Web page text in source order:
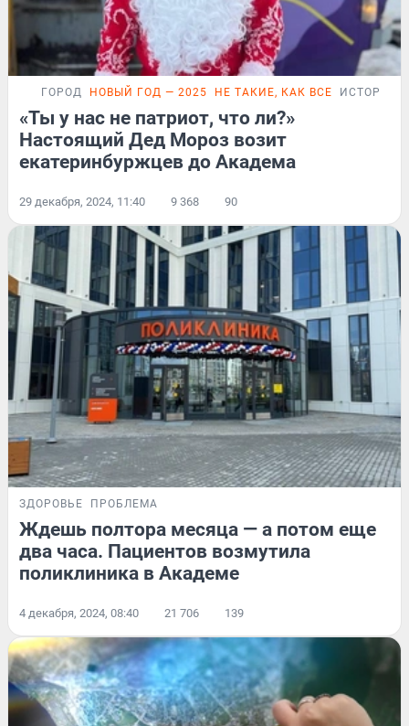
ГОРОД НОВЫЙ ГОД — 2025 НЕ ТАКИЕ, КАК ВСЕ ИСТОРИИ
«Ты у нас не патриот, что ли?»
Настоящий Дед Мороз возит
екатеринбуржцев до Академа
29 декабря, 2024, 11:40 9 368 90
ЗДОРОВЬЕ ПРОБЛЕМА
Ждешь полтора месяца — а потом еще
два часа. Пациентов возмутила
поликлиника в Академе
4 декабря, 2024, 08:40 21 706 139